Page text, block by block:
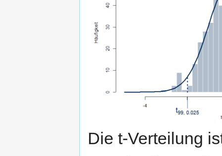
Die t-Verteilung